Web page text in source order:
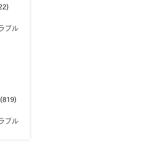
ブル
ブル